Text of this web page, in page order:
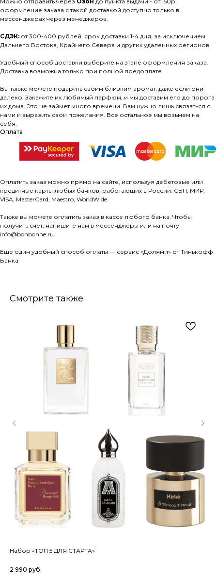
оформление заказа с такой доставкой доступно только в
мессенджерах через менеджеров.
СДЭК: от 300-400 рублей, срок доставки 1-4 дня, за исключением
Дальнего Востока, Крайнего Севера и других удаленных регионов.
Удобный способ доставки выберите на этапе оформления заказа.
Доставка возможна только при полной предоплате.
Вы также можете подарить своим близким аромат, даже если они
далеко. Закажите их любимый парфюм, и мы доставим его до порога
их дома. Это не займет много времени. Вам нужно лишь связаться с
нами и выразить свои пожелания. Все остальное мы возьмем на
себя.
Оплата
Оплатить заказ можно прямо на сайте, используя дебетовые или
кредитные карты любых банков, работающих в России: СБП, МИР,
VISA, MasterCard, Maestro, WorldWide.
Также вы можете оплатить заказ в кассе любого банка. Чтобы
получить счет, напишите нам в мессенджеры или на почту
info@bonbonne.ru.
Еще один удобный способ оплаты — сервис «Долями» от Тинькофф
Банка.
Смотрите также
Набор «ТОП 5 ДЛЯ СТАРТА»
2 990 руб.